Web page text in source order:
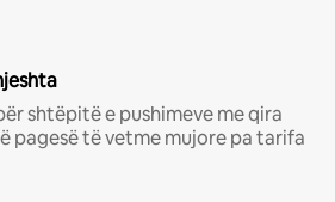
shtëpitë e pushimeve me qira
pagesë të vetme mujore pa tarifa